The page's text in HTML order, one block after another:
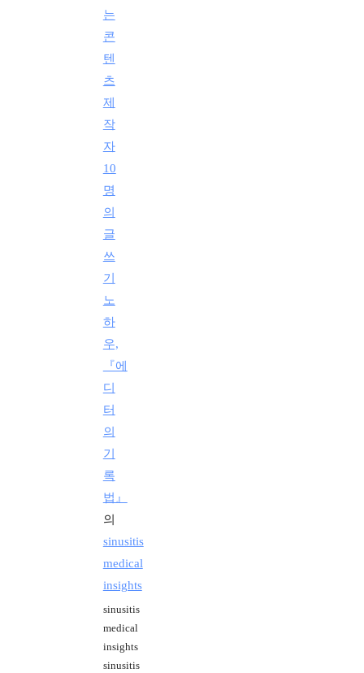
는
콘
텐
츠
제
작
자
10
명
의
글
쓰
기
노
하
우,
『에
디
터
의
기
록
법』
의
sinusitis
medical
insights
sinusitis
medical
insights
sinusitis